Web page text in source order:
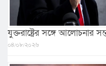
যুক্তরাষ্ট্রের সঙ্গে আলোচনার
০৪/০৮/২০২৬